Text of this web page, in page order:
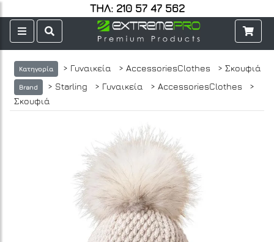
ΤΗΛ: 210 57 47 562
Κατηγορία > Γυναικεία > AccessoriesClothes > Σκουφιά
Brand > Starling > Γυναικεία > AccessoriesClothes
>
Σκουφιά